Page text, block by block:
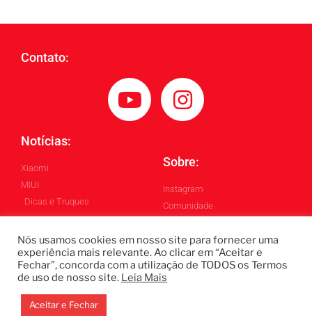
Contato:
Notícias:
Xiaomi
MIUI
Dicas e Truques
Sobre:
Instagram
Comunidade
Todos os Direitos Reservados ©
Blintech - Lukas Blindado
Nós usamos cookies em nosso site para fornecer uma
experiência mais relevante. Ao clicar em “Aceitar e
Fechar”, concorda com a utilização de TODOS os Termos
de uso de nosso site. Leia Mais
Aceitar e Fechar